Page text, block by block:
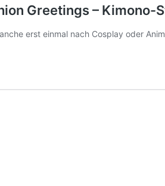
Greetings –
erst einmal nach Cosplay oder